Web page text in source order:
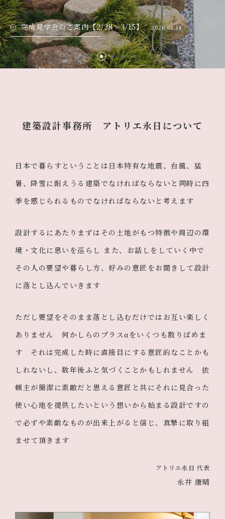
完成見学会のご案内【2/28～3/15】 2026.01.18
建築設計事務所 アトリエ永日について
日本で暮らすということは日本特有な地震、台風、猛
暑、降雪に耐えうる建築でなければならないと同時に四
季を感じられるものでなければならないと考えます
設計するにあたりまずはその土地がもつ特徴や周辺の環
境・文化に思いを巡らし また、お話しをしていく中で
その人の要望や暮らし方、好みの意匠をお聞きして設計
に落とし込んでいきます
ただし要望をそのまま落とし込むだけではお互い楽しく
ありません 何かしらのプラスαをいくつも散りばめま
す それは完成した時に直接目にする意匠的なことかも
しれないし、数年後ふと気づくことかもしれません 依
頼主が簡潔に素敵だと思える意匠と共にそれに見合った
使い心地を提供したいという想いから始まる設計ですの
で必ずや素敵なものが出来上がると信じ、真摯に取り組
ませて頂きます
アトリエ永日 代表
永井 康晴